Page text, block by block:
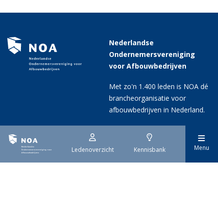
Ledenoverzicht Kennisbank Menu
Nederlandse
Ondernemersvereniging
voor Afbouwbedrijven
Met zo'n 1.400 leden is NOA dé
brancheorganisatie voor
afbouwbedrijven in Nederland.